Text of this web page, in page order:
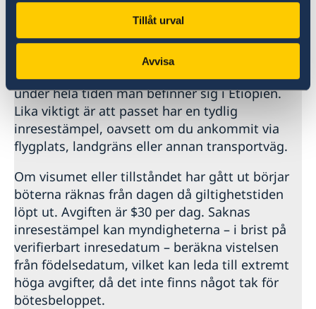
Tillåt urval
Avvisa
Viktigt inför och under vistelse i
För svenska medborgare är det avgörande att
ha ett giltigt visum eller uppehållstillståndskort
under hela tiden man befinner sig i Etiopien.
Lika viktigt är att passet har en tydlig
inresestämpel, oavsett om du ankommit via
flygplats, landgräns eller annan transportväg.
Om visumet eller tillståndet har gått ut börjar
böterna räknas från dagen då giltighetstiden
löpt ut. Avgiften är $30 per dag. Saknas
inresestämpel kan myndigheterna – i brist på
verifierbart inresedatum – beräkna vistelsen
från födelsedatum, vilket kan leda till extremt
höga avgifter, då det inte finns något tak för
bötesbeloppet.